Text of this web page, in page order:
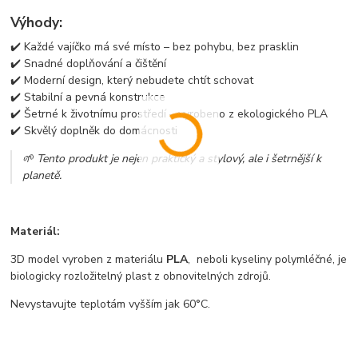
Výhody:
✔️ Každé vajíčko má své místo – bez pohybu, bez prasklin
✔️ Snadné doplňování a čištění
✔️ Moderní design, který nebudete chtít schovat
✔️ Stabilní a pevná konstrukce
✔️ Šetrné k životnímu prostředí – vyrobeno z ekologického PLA
✔️ Skvělý doplněk do domácnosti
🌱 Tento produkt je nejen praktický a stylový, ale i šetrnější k
planetě.
Materiál:
3D model vyroben z materiálu PLA, neboli kyseliny polymléčné, je
biologicky rozložitelný plast z obnovitelných zdrojů.
Nevystavujte teplotám vyšším jak 60°C.